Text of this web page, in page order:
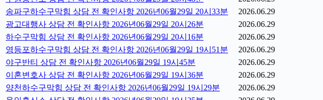
송파구하수구막힘 상담 전 확인사항 2026년06월29일 20시33분
2026.06.29
광고대행사 상담 전 확인사항 2026년06월29일 20시26분
2026.06.29
하수구막힘 상담 전 확인사항 2026년06월29일 20시16분
2026.06.29
영등포하수구막힘 상담 전 확인사항 2026년06월29일 19시51분
2026.06.29
야구반티 상담 전 확인사항 2026년06월29일 19시45분
2026.06.29
이혼변호사 상담 전 확인사항 2026년06월29일 19시36분
2026.06.29
양천하수구막힘 상담 전 확인사항 2026년06월29일 19시29분
2026.06.29